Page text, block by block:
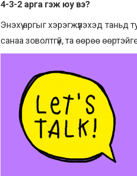
4-3-2 арга гэж юу вэ?
Энэхүү аргыг хэрэгжүүлэхэд
санаа зоволтгүй, та өөрөө